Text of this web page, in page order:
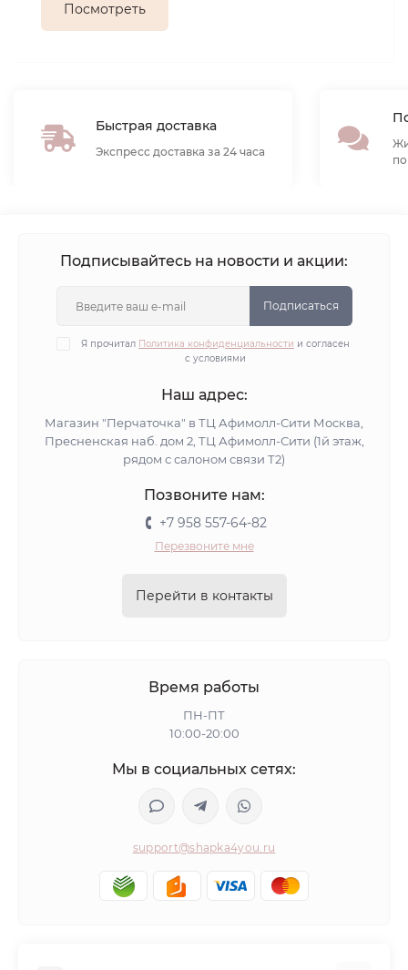
Посмотреть
Быстрая доставка
Экспресс доставка за 24 часа
Подписывайтесь на новости и акции:
Подписаться
Я прочитал Политика конфиденциальности и согласен
с условиями
Наш адрес:
Магазин "Перчаточка" в ТЦ Афимолл-Сити Москва,
Пресненская наб. дом 2, ТЦ Афимолл-Сити (1й этаж,
рядом с салоном связи Т2)
Позвоните нам:
+7 958 557-64-82
Перезвоните мне
Перейти в контакты
Время работы
ПН-ПТ
10:00-20:00
Мы в социальных сетях:
support@shapka4you.ru